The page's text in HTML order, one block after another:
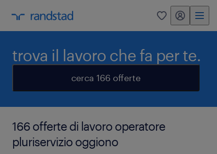
0 my randstad
trova il lavoro che fa per te.
cerca 166 offerte
166 offerte di lavoro operatore
pluriservizio oggiono